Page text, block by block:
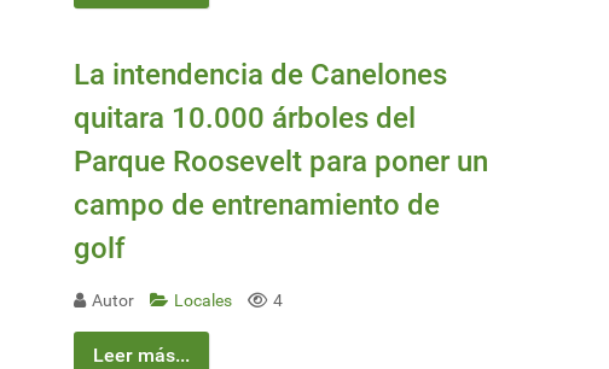
La intendencia de Canelones
quitara 10.000 árboles del
Parque Roosevelt para poner un
campo de entrenamiento de
golf
Autor Locales 4
Leer más...